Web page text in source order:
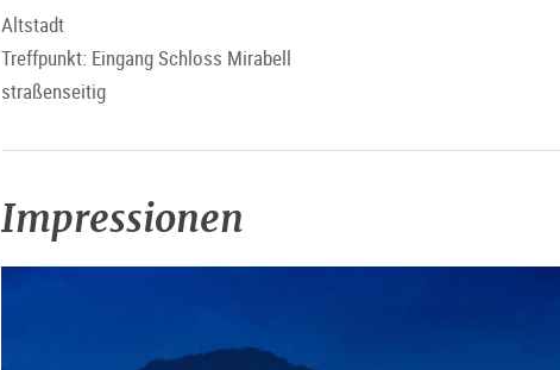
Altstadt
Treffpunkt: Eingang Schloss Mirabell
straßenseitig
Impressionen